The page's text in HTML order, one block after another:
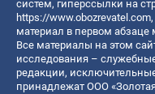
систем, гиперссылки на
https://www.obozrevatel.com
материал в первом абзаце
Все материалы на этом
исследования –
редакции,
принадлежат ООО